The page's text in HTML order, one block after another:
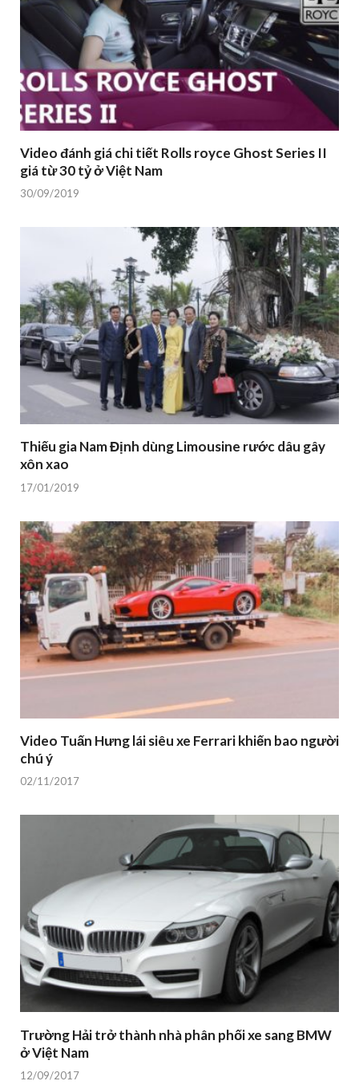
Video đánh giá chi tiết Rolls royce Ghost Series II
giá từ 30 tỷ ở Việt Nam
30/09/2019
Thiếu gia Nam Định dùng Limousine rước dâu gây
xôn xao
17/01/2019
Video Tuấn Hưng lái siêu xe Ferrari khiến bao người
chú ý
02/11/2017
Trường Hải trở thành nhà phân phối xe sang BMW
ở Việt Nam
12/09/2017